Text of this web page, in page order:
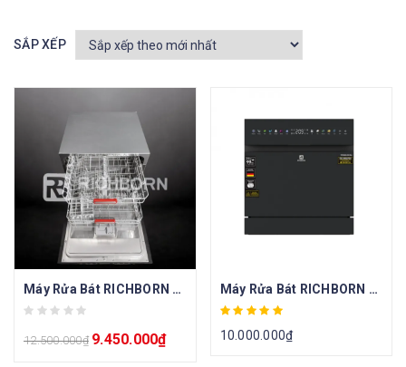
SẮP XẾP
Máy Rửa Bát RICHBORN RDS6060MUS
12.500.000₫ 9.450.000₫
Máy Rửa Bát RICHBORN RDG6063-S8 Ultra
10.000.000₫